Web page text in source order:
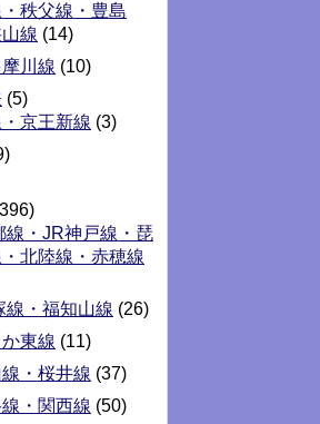
秩父線・豊島
線 (14)
川線 (10)
(5)
京王新線 (3)
線・JR神戸線・琵
北陸線・赤穂線
線・福知山線 (26)
東線 (11)
・桜井線 (37)
・関西線 (50)